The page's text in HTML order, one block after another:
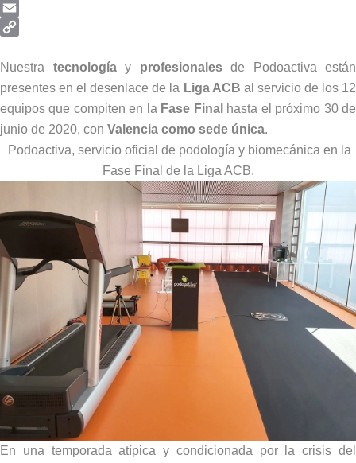
Telegram
Email
Link
Nuestra tecnologíay profesionalesde Podoactiva están
presentes en el desenlace de la Liga ACB al servicio de los 12
equipos que compiten en la Fase Final hasta el próximo 30 de
junio de 2020, con Valencia como sede única.
Podoactiva, servicio oficial de podología y biomecánica en la
Fase Final de la Liga ACB.
En una temporada atípica y condicionada por la crisis del